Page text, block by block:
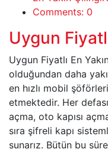
Comments: 0
Uygun
Uygun Fiyatlı En
olduğundan daha
en hızlı mobil
etmektedir. Her
açma, oto kapısı
sıra şifreli kapı
sunarız. Bütün bu